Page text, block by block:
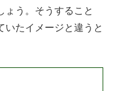
ょう。そうすること
いたイメージと違うと